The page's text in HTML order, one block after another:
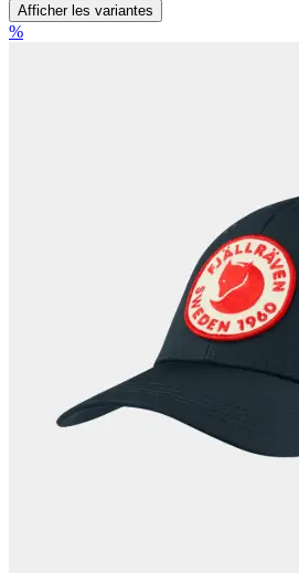
Afficher les variantes
%